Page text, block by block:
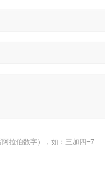
拉伯数字），如：三加四=7